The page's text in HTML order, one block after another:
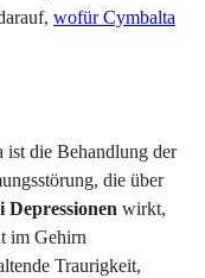
wofür Cymbalta
ist die Behandlung der
die über
Depressionen wirkt,
im Gehirn
Traurigkeit,